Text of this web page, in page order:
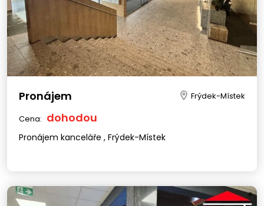
Pronájem Frýdek-Místek
Cena: dohodou
Pronájem kanceláře , Frýdek-Místek